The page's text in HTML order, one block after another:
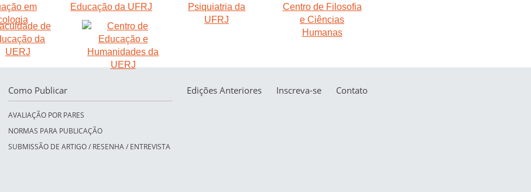
Como Publicar
AVALIAÇÃO POR PARES
NORMAS PARA PUBLICAÇÃO
SUBMISSÃO DE ARTIGO / RESENHA / ENTREVISTA
Edições Anteriores Inscreva-se Contato